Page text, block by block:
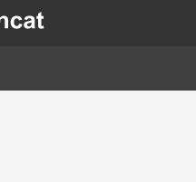
una nova finestra.